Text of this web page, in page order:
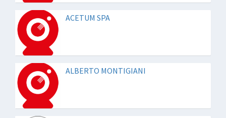
ACETUM SPA
ALBERTO MONTIGIANI